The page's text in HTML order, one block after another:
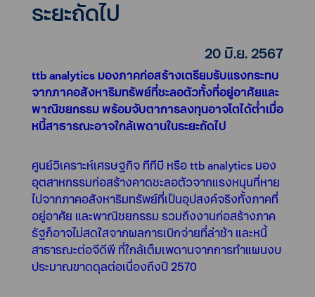
ระยะถัดไป
20 มิ.ย. 2567
ttb analytics มองภาคก่อสร้างเตรียมรับแรงกระทบ
จากภาคอสังหาริมทรัพย์ที่ชะลอตัวทั้งที่อยู่อาศัยและ
พาณิชยกรรม พร้อมจับตาการลงทุนอาจโตได้ต่ำเมื่อ
หนี้สาธารณะอาจใกล้เพดานในระยะถัดไป
ศูนย์วิเคราะห์เศรษฐกิจ ทีทีบี หรือ ttb analytics มอง
อุตสาหกรรมก่อสร้างคาดชะลอตัวจากแรงหนุนที่หาย
ไปจากภาคอสังหาริมทรัพย์ที่เป็นอุปสงค์จริงทั้งภาคที่
อยู่อาศัย และพาณิชยกรรม รวมถึงงานก่อสร้างภาค
รัฐก็อาจไม่สดใสจากผลการเบิกจ่ายที่ล่าช้า และหนี้
สาธารณะต่อจีดีพี ที่ใกล้เต็มเพดานจากการทำแผนงบ
ประมาณขาดดุลต่อเนื่องถึงปี 2570